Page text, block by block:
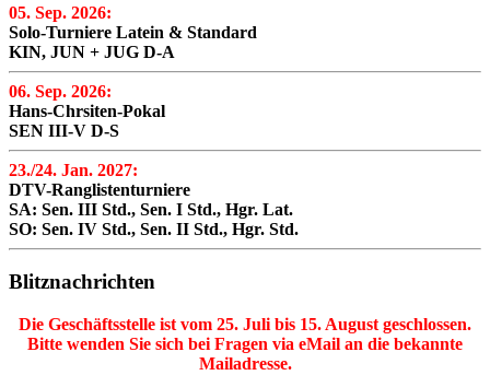
05. Sep. 2026:
Solo-Turniere Latein & Standard
KIN, JUN + JUG D-A
06. Sep. 2026:
Hans-Chrsiten-Pokal
SEN III-V D-S
23./24. Jan. 2027:
DTV-Ranglistenturniere
SA: Sen. III Std., Sen. I Std., Hgr. Lat.
SO: Sen. IV Std., Sen. II Std., Hgr. Std.
Blitznachrichten
Die Geschäftsstelle ist vom 25. Juli bis 15. August geschlossen.
Bitte wenden Sie sich bei Fragen via eMail an die bekannte
Mailadresse.